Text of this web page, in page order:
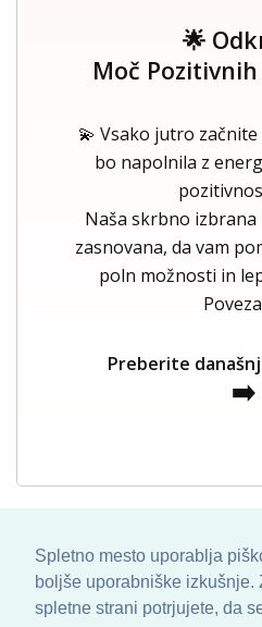
Spletno mesto uporablja
boljše uporabniške izkušnje.
spletne strani potrjujete, da
🌟
Moč
💫 Vsako jutro začnite
bo napolnila z
Naša skrbno
zasnovana, da vam
poln možnosti in
Preberite
➡️